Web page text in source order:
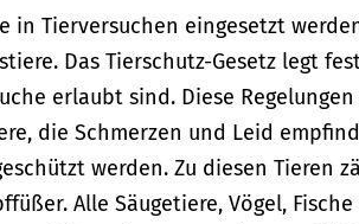
in Tierversuchen eingesetzt
Das Tierschutz-Gesetz legt
erlaubt sind. Diese
die Schmerzen und Leid
werden. Zu diesen Tieren
Alle Säugetiere, Vögel,